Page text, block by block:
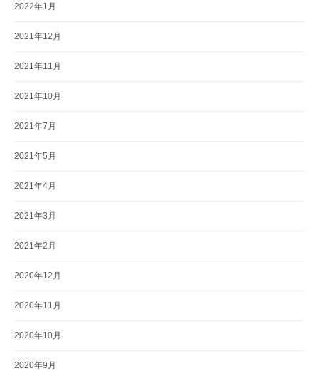
2022年1月
2021年12月
2021年11月
2021年10月
2021年7月
2021年5月
2021年4月
2021年3月
2021年2月
2020年12月
2020年11月
2020年10月
2020年9月